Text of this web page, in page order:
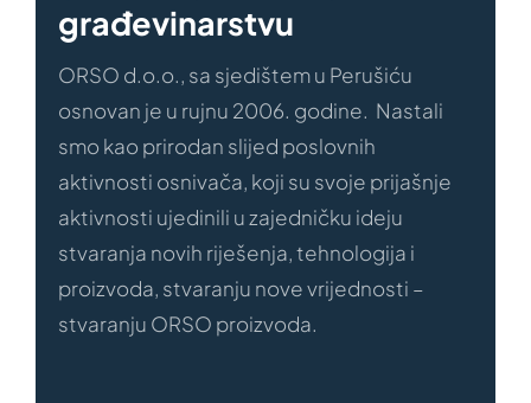
građevinarstvu
ORSO d.o.o., sa sjedištem u Perušiću
osnovan je u rujnu 2006. godine. Nastali
smo kao prirodan slijed poslovnih
aktivnosti osnivača, koji su svoje prijašnje
aktivnosti ujedinili u zajedničku ideju
stvaranja novih riješenja, tehnologija i
proizvoda, stvaranju nove vrijednosti –
stvaranju ORSO proizvoda.